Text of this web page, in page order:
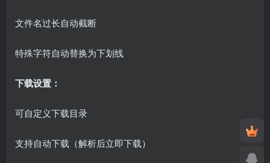
文件名过长自动截断
特殊字符自动替换为下划线
下载设置：
可自定义下载目录
支持自动下载（解析后立即下载）